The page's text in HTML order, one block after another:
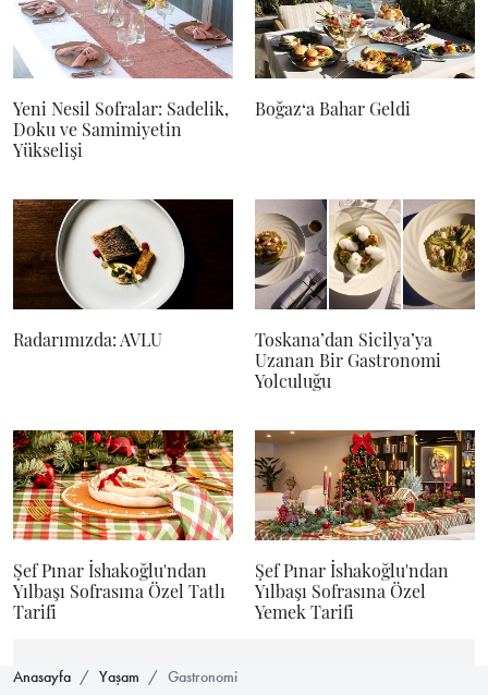
Yeni Nesil Sofralar: Sadelik,
Doku ve Samimiyetin
Yükselişi
Boğaz‘a Bahar Geldi
Radarımızda: AVLU
Toskana’dan Sicilya’ya
Uzanan Bir Gastronomi
Yolculuğu
Şef Pınar İshakoğlu'ndan
Yılbaşı Sofrasına Özel Tatlı
Tarifi
Şef Pınar İshakoğlu'ndan
Yılbaşı Sofrasına Özel
Yemek Tarifi
Anasayfa Yaşam Gastronomi